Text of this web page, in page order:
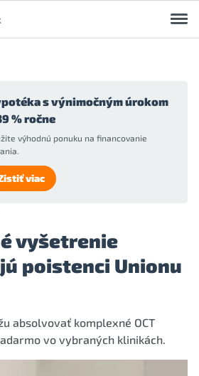
s výnimočným úrokom
% ročne
výhodnú ponuku na financovanie
viac
vyšetrenie
poistenci Unionu
absolvovať komplexné OCT
vo vybraných klinikách.